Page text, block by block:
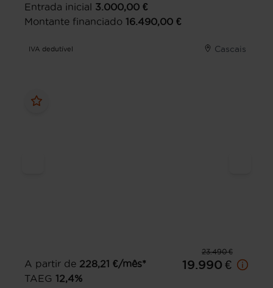
Entrada inicial 3.000,00 €
Montante financiado 16.490,00 €
IVA dedutível Cascais
23.490 €
A partir de 228,21 €/mês*
TAEG 12,4%
19.990 €